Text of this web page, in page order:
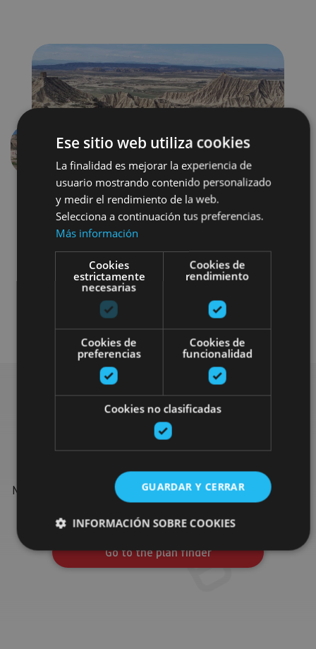
Senderismo y montaña
Find more plans
Find more plans and suggestions to round off your trip in
Navarre: organised activities, tours and the most important
events in the calendar.
Go to the plan finder
Ese sitio web utiliza cookies
La finalidad es mejorar la experiencia de
usuario mostrando contenido personalizado
y medir el rendimiento de la web.
Selecciona a continuación tus preferencias.
Más información
Cookies
estrictamente
necesarias
Cookies de
rendimiento
Cookies de
preferencias
Cookies de
funcionalidad
Cookies no clasificadas
GUARDAR Y CERRAR
INFORMACIÓN SOBRE COOKIES